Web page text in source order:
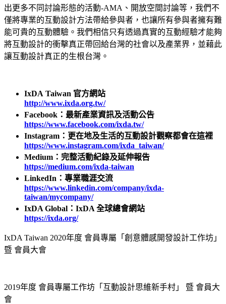
出更多不同討論形態的活動-AMA、開放空間討論等，我們不
僅將專業的互動設計方法帶給參與者，也讓所有參與者擁有難
能可貴的互動體驗。我們相信只有透過真實的互動經驗才能夠
將互動設計的衝擊真正帶回給台灣的社會以及產業界，並藉此
讓互動設計真正的生根台灣。
IxDA Taiwan 官方網站
http://www.ixda.org.tw/
Facebook：最新產業資訊及活動公告
https://www.facebook.com/ixda.tw/
Instagram：更在地及生活的互動設計觀察都會在這裡
https://www.instagram.com/ixda_taiwan/
Medium：完整活動紀錄及延伸報告
https://medium.com/ixda-taiwan
LinkedIn：專業職涯交流
https://www.linkedin.com/company/ixda-
taiwan/mycompany/
IxDA Global：IxDA 全球總會網站
https://ixda.org/
IxDA Taiwan 2020年度 會員專屬「創意體感開發設計工作坊」
暨 會員大會
2019年度 會員專屬工作坊「互動設計思維新手村」 暨 會員大
會